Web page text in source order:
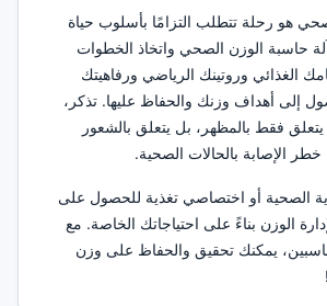
هو رحلة تتطلب التزامًا بأسلوب حياة
حاسبة الوزن الصحي واتخاذ الخطوات
الغذائي وروتينك الرياضي ورفاهيتك
إلى أهداف وزنك والحفاظ عليها. تذكر،
فقط بالمظهر، بل يتعلق بالشعور
الإصابة بالحالات الصحية.
الصحية أو اختصاصي تغذية للحصول على
الوزن بناءً على احتياجاتك الخاصة. مع
يمكنك تحقيق والحفاظ على وزن